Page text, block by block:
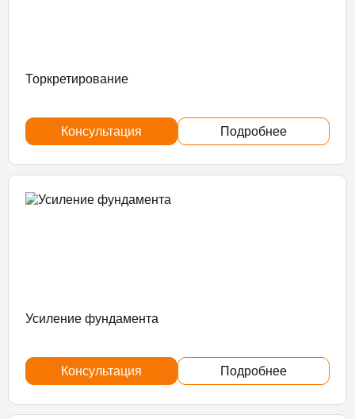
Торкретирование
Консультация Подробнее
Усиление фундамента
Консультация Подробнее